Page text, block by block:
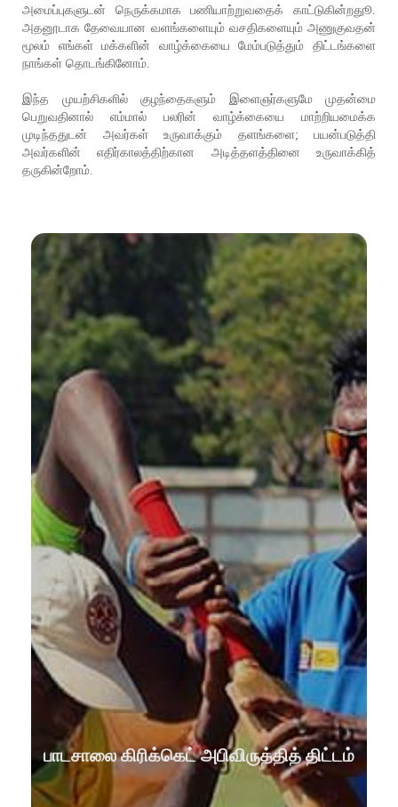
அமைப்புகளுடன் நெருக்கமாக பணியாற்றுவதைக் காட்டுகின்றதுூ.
அதனூடாக தேவையான வளங்களையும் வசதிகளையும் அணுகுவதன்
மூலம் எங்கள் மக்களின் வாழ்க்கையை மேம்படுத்தும் திட்டங்களை
நாங்கள் தொடங்கினோம்.
இந்த முயற்சிகளில் குழந்தைகளும் இளைஞர்களுமே முதன்மை
பெறுவதினால் எம்மால் பலரின் வாழ்க்கையை மாற்றியமைக்க
முடிந்ததுடன் அவர்கள் உருவாக்கும் தளங்களை; பயன்படுத்தி
அவர்களின் எதிர்காலத்திற்கான அடித்தளத்தினை உருவாக்கித்
தருகின்றோம்.
பாடசாலை கிரிக்கெட் அபிவிருத்தித் திட்டம்